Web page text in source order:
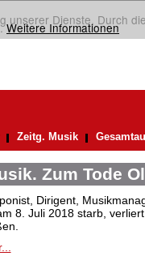
unserer Dienste. Durch
Weitere Informationen
Zeitg. Musik
Zum Tode
Dirigent,
8. Juli 2018 starb,